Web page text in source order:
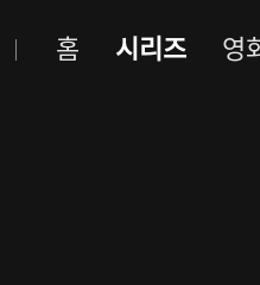
홈 시리즈 영